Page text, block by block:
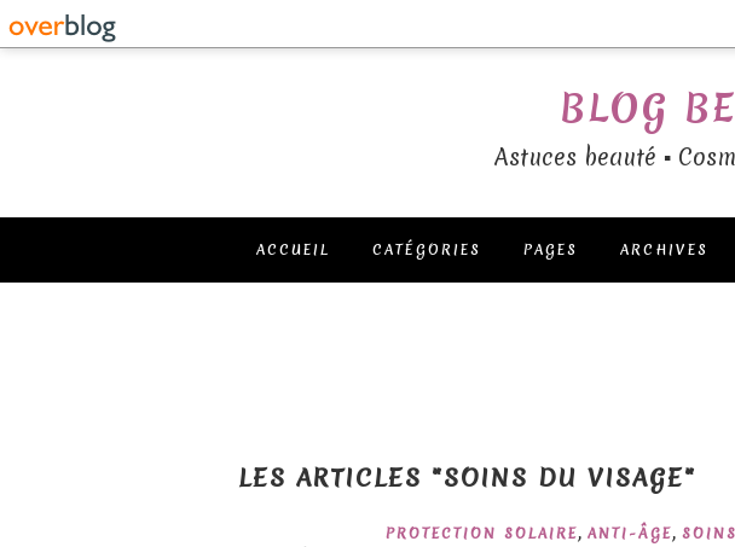
BLOG
Astuces beauté ▪
ACCUEIL CATÉGORIES PAGES ARCHIVES
LES ARTICLES "SOINS DU VISAGE"
PROTECTION SOLAIRE, ANTI-ÂGE,